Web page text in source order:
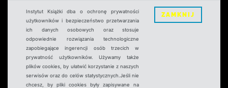
Instytut Książki dba o ochronę prywatności
użytkowników i bezpieczeństwo przetwarzania
ich danych osobowych oraz stosuje
odpowiednie rozwiązania technologiczne
zapobiegające ingerencji osób trzecich w
prywatność użytkowników. Używamy także
plików cookies, by ułatwić korzystanie z naszych
serwisów oraz do celów statystycznych.Jeśli nie
chcesz, by pliki cookies były zapisywane na
ZAMKNIJ